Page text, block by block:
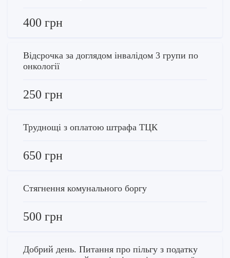
400 грн
Відсрочка за доглядом інвалідом 3 групи по
онкології
250 грн
Труднощі з оплатою штрафа ТЦК
650 грн
Стягнення комунального боргу
500 грн
Добрий день. Питання про пільгу з податку